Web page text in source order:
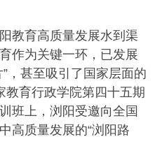
教育高质量发展水到渠
作为关键一环，已发展
，甚至吸引了国家层面的
育行政学院第四十五期
班上，浏阳受邀向全国
高质量发展的“浏阳路